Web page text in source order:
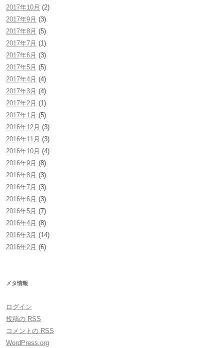
2017年10月 (2)
2017年9月 (3)
2017年8月 (5)
2017年7月 (1)
2017年6月 (3)
2017年5月 (5)
2017年4月 (4)
2017年3月 (4)
2017年2月 (1)
2017年1月 (5)
2016年12月 (3)
2016年11月 (3)
2016年10月 (4)
2016年9月 (8)
2016年8月 (3)
2016年7月 (3)
2016年6月 (3)
2016年5月 (7)
2016年4月 (8)
2016年3月 (14)
2016年2月 (6)
メタ情報
ログイン
投稿の RSS
コメントの RSS
WordPress.org